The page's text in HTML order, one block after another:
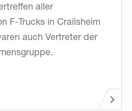
aller
F-Trucks in Crailsheim
auch Vertreter der